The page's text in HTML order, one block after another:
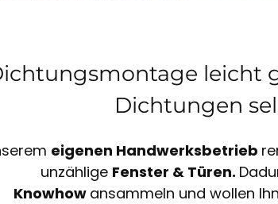
leicht
Dichtungen
eigenen Handwerksbetrieb
unzählige Fenster & Türen.
Knowhow ansammeln und wollen